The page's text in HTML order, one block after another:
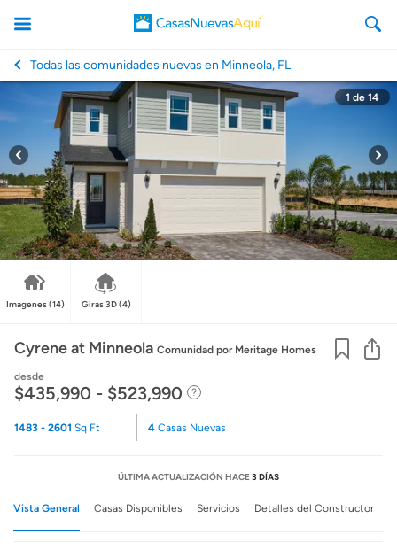
CasasNuevasAqui
Todas las comunidades nuevas en Minneola, FL
1 de 14
Imagenes(14) Giras 3D(4)
Cyrene at Minneola Comunidad por Meritage Homes
desde
$435,990 - $523,990
1483 - 2601 Sq Ft 4Casas Nuevas
ÚLTIMA ACTUALIZACIÓN HACE3 DÍAS
Vista General Casas Disponibles Servicios Detalles del Constructor